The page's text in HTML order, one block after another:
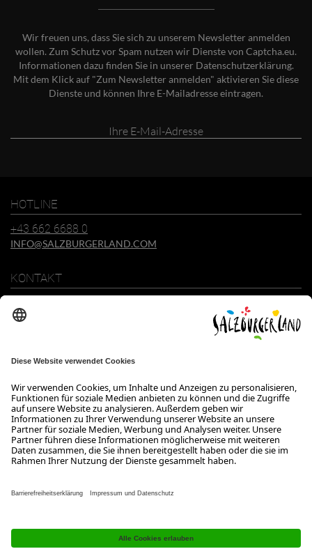
Wir freuen uns, dass Sie sich zu unserem Newsletter anmelden
wollen. Zum Schutz vor Spam nutzen wir Dienste von Captcha.eu.
Informationen dazu finden Sie in unserer Datenschutzerklärung.
Mit dem Klick auf "Zum Newsletter anmelden" aktivieren Sie diese
Dienste und können Ihre E-Mailadresse eintragen.
HOTLINE
+43 662 6688 0
INFO@SALZBURGERLAND.COM
KONTAKT
+43 662 6688 0
ÖFFNUNGSZEITEN
Wir freuen uns auf Ihre Anfrage!
Gerne stehen wir Ihnen von Montag bis Donnerstag von 08:00 bis
Datenschutzerklärung